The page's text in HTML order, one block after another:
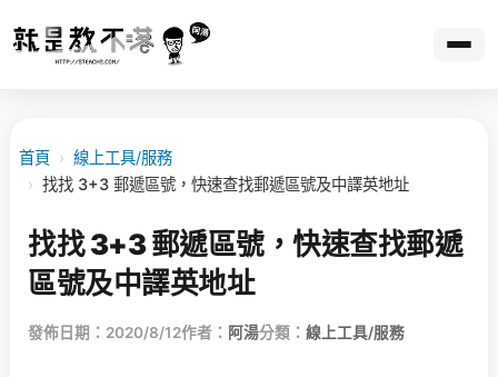
首頁 › 線上工具/服務
› 找找 3+3 郵遞區號，快速查找郵遞區號及中譯英地址
找找 3+3 郵遞區號，快速查找郵遞
區號及中譯英地址
發佈日期：2020/8/12作者： 阿湯分類： 線上工具/服務